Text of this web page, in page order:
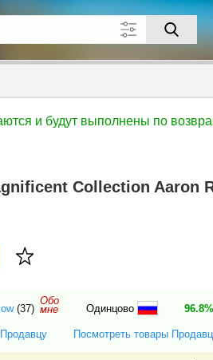
и будут выполнены по
Collection Aaron
(37)
Обо
мне Одинцово 96.8%
Посмотреть товары